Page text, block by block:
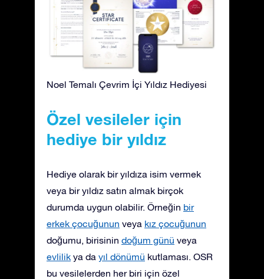
Noel Temalı Çevrim İçi Yıldız Hediyesi
Özel vesileler için
hediye bir yıldız
Hediye olarak bir yıldıza isim vermek
veya bir yıldız satın almak birçok
durumda uygun olabilir. Örneğin bir
erkek çocuğunun veya kız çocuğunun
doğumu, birisinin doğum günü veya
evlilik ya da yıl dönümü kutlaması. OSR
bu vesilelerden her biri için özel